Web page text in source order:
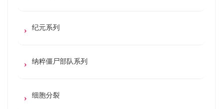
纪元系列
纳粹僵尸部队系列
细胞分裂